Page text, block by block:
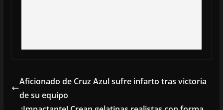
Aficionado de Cruz Azul sufre infarto tras victoria
de su equipo